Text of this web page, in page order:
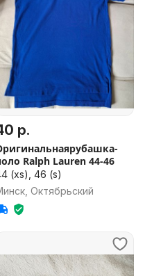
р.
Ralph Lauren 44-46
(xs), 46 (s)
Октябрьский